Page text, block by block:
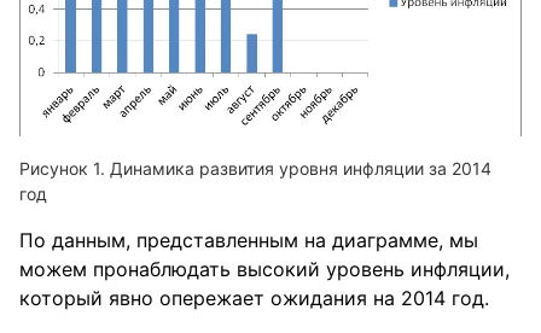
Динамика развития уровня инфляции за 2014
год
По данным, представленным на диаграмме, мы
можем пронаблюдать высокий уровень инфляции,
который явно опережает ожидания на 2014 год.